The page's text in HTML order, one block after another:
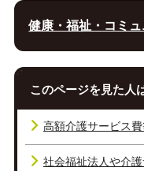
健康・福祉・コミュ
このページを見た人
高額介護サービス
社会福祉法人や介